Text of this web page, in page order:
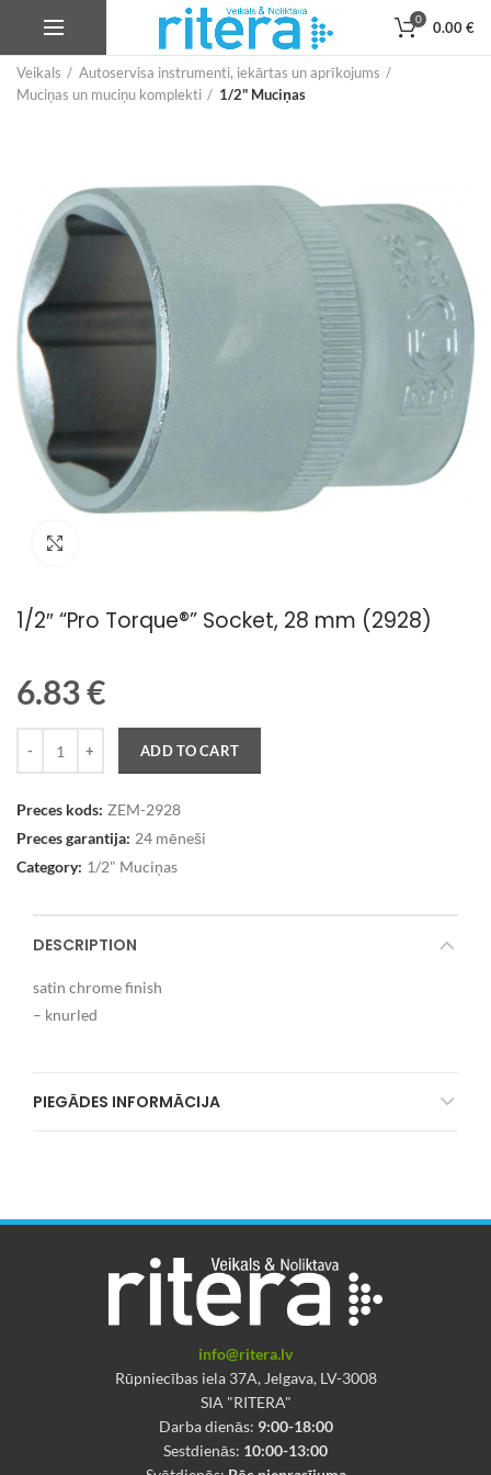
0 0.00€
Veikals
Autoservisa instrumenti, iekārtas un aprīkojums
Muciņas un muciņu komplekti
1/2" Muciņas
1/2″ “Pro Torque®” Socket, 28 mm (2928)
6.83€
ADD TO CART
Preces kods: ZEM-2928
Preces garantija: 24 mēneši
Category: 1/2" Muciņas
DESCRIPTION
satin chrome finish
– knurled
PIEGĀDES INFORMĀCIJA
info@ritera.lv
Rūpniecības iela 37A, Jelgava, LV-3008
SIA "RITERA"
Darba dienās: 9:00-18:00
Sestdienās: 10:00-13:00